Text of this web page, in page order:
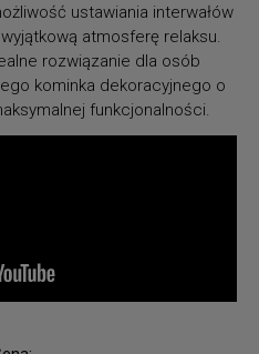
ustawiania interwałów
atmosferę relaksu.
rozwiązanie dla osób
kominka dekoracyjnego o
funkcjonalności.